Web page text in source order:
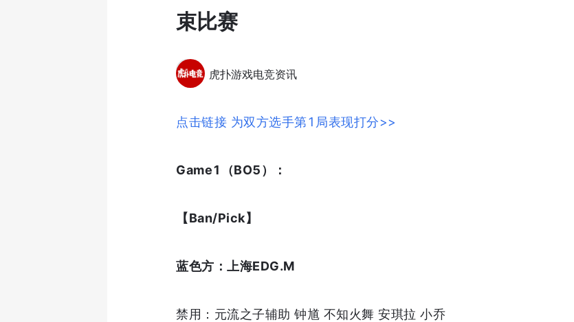
束比赛
虎扑游戏电竞资讯
点击链接 为双方选手第1局表现打分>>
Game1（BO5）：
【Ban/Pick】
蓝色方：上海EDG.M
禁用：元流之子辅助 钟馗 不知火舞 安琪拉 小乔